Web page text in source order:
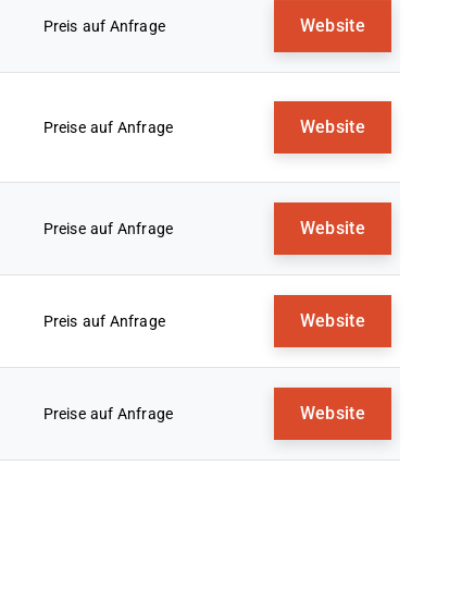
Preis auf Anfrage Website
Preise auf Anfrage Website
Preise auf Anfrage Website
Preis auf Anfrage Website
Preise auf Anfrage Website